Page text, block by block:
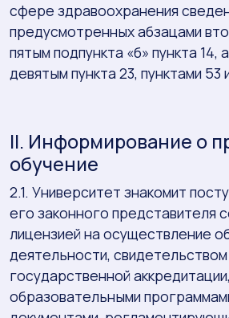
сфере здравоохранения
предусмотренных абзацами
пятым подпункта «б» пункта 14,
девятым пункта 23, пунктами 53
II. Информирование о
обучение
2.1. Университет знакомит
его законного представителя
лицензией на осуществление
деятельности,
государственной аккредитации,
образовательными